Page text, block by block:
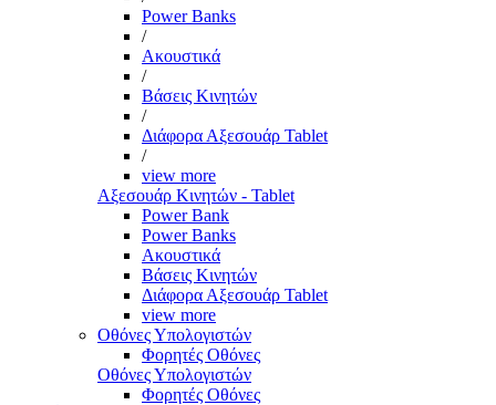
Power Banks
/
Ακουστικά
/
Βάσεις Κινητών
/
Διάφορα Αξεσουάρ Tablet
/
view more
Αξεσουάρ Κινητών - Tablet
Power Bank
Power Banks
Ακουστικά
Βάσεις Κινητών
Διάφορα Αξεσουάρ Tablet
view more
Οθόνες Υπολογιστών
Φορητές Οθόνες
Οθόνες Υπολογιστών
Φορητές Οθόνες